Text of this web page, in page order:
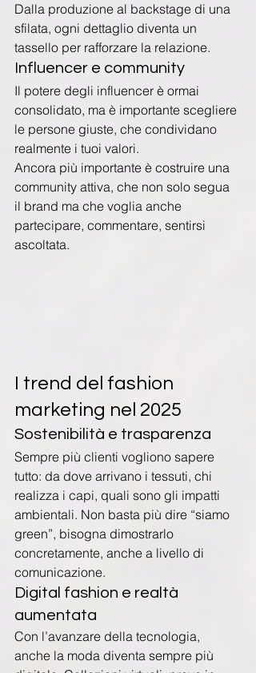
Dalla produzione al backstage di una
sfilata, ogni dettaglio diventa un
tassello per rafforzare la relazione.
Influencer e community
Il potere degli influencer è ormai
consolidato, ma è importante scegliere
le persone giuste, che condividano
realmente i tuoi valori.
Ancora più importante è costruire una
community attiva, che non solo segua
il brand ma che voglia anche
partecipare, commentare, sentirsi
ascoltata.
I trend del fashion
marketing nel 2025
Sostenibilità e trasparenza
Sempre più clienti vogliono sapere
tutto: da dove arrivano i tessuti, chi
realizza i capi, quali sono gli impatti
ambientali. Non basta più dire “siamo
green”, bisogna dimostrarlo
concretamente, anche a livello di
comunicazione.
Digital fashion e realtà
aumentata
Con l’avanzare della tecnologia,
anche la moda diventa sempre più